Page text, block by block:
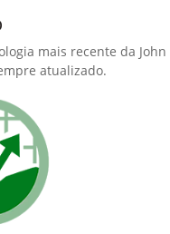
mais recente da
atualizado.